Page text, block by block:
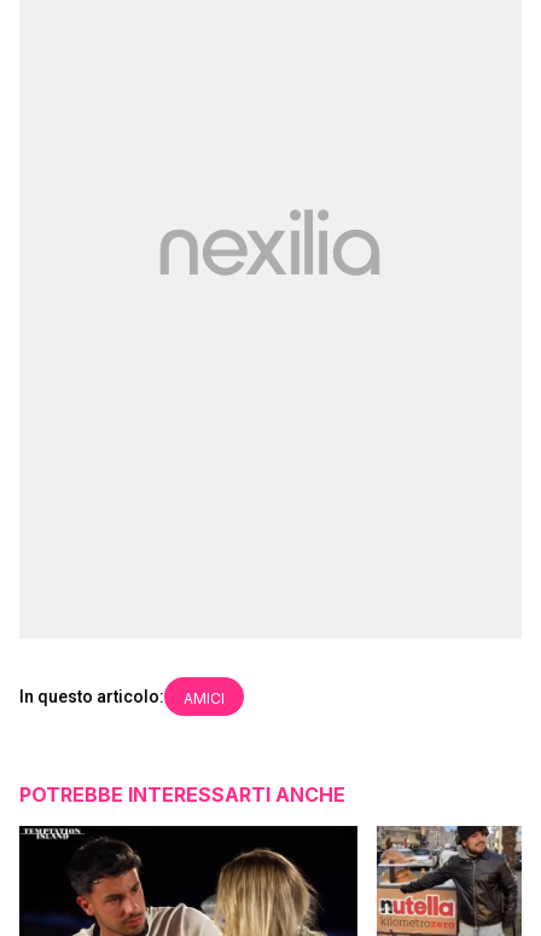
In questo articolo: AMICI
POTREBBE INTERESSARTI ANCHE